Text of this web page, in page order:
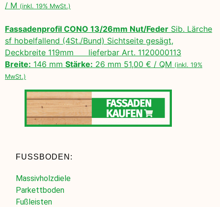
/ M (inkl. 19% MwSt.)
Fassadenprofil CONO 13/26mm Nut/Feder Sib. Lärche
sf hobelfallend (4St./Bund) Sichtseite gesägt,
Deckbreite 119mm lieferbar Art. 1120000113
Breite: 146 mm Stärke: 26 mm 51,00 € / QM (inkl. 19%
MwSt.)
FUSSBODEN:
Massivholzdiele
Parkettboden
Fußleisten